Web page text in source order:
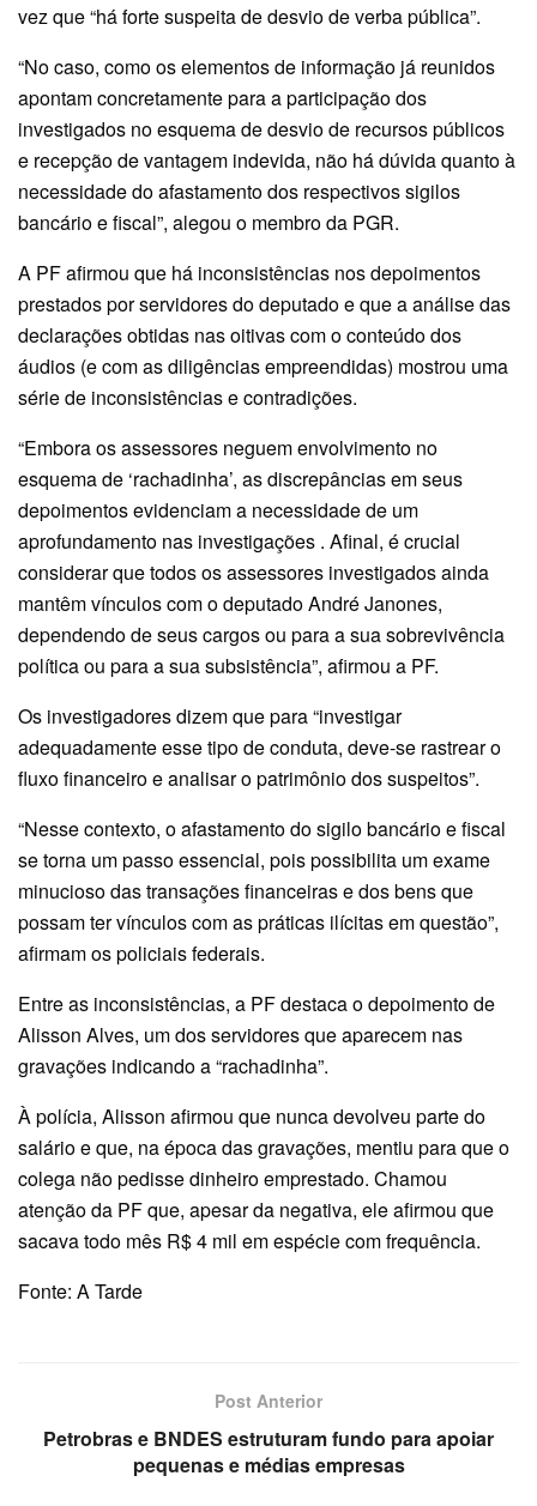
vez que “há forte suspeita de desvio de verba pública”.
“No caso, como os elementos de informação já reunidos
apontam concretamente para a participação dos
investigados no esquema de desvio de recursos públicos
e recepção de vantagem indevida, não há dúvida quanto à
necessidade do afastamento dos respectivos sigilos
bancário e fiscal”, alegou o membro da PGR.
A PF afirmou que há inconsistências nos depoimentos
prestados por servidores do deputado e que a análise das
declarações obtidas nas oitivas com o conteúdo dos
áudios (e com as diligências empreendidas) mostrou uma
série de inconsistências e contradições.
“Embora os assessores neguem envolvimento no
esquema de ‘rachadinha’, as discrepâncias em seus
depoimentos evidenciam a necessidade de um
aprofundamento nas investigações . Afinal, é crucial
considerar que todos os assessores investigados ainda
mantêm vínculos com o deputado André Janones,
dependendo de seus cargos ou para a sua sobrevivência
política ou para a sua subsistência”, afirmou a PF.
Os investigadores dizem que para “investigar
adequadamente esse tipo de conduta, deve-se rastrear o
fluxo financeiro e analisar o patrimônio dos suspeitos”.
“Nesse contexto, o afastamento do sigilo bancário e fiscal
se torna um passo essencial, pois possibilita um exame
minucioso das transações financeiras e dos bens que
possam ter vínculos com as práticas ilícitas em questão”,
afirmam os policiais federais.
Entre as inconsistências, a PF destaca o depoimento de
Alisson Alves, um dos servidores que aparecem nas
gravações indicando a “rachadinha”.
À polícia, Alisson afirmou que nunca devolveu parte do
salário e que, na época das gravações, mentiu para que o
colega não pedisse dinheiro emprestado. Chamou
atenção da PF que, apesar da negativa, ele afirmou que
sacava todo mês R$ 4 mil em espécie com frequência.
Fonte: A Tarde
Post Anterior
Petrobras e BNDES estruturam fundo para apoiar
pequenas e médias empresas